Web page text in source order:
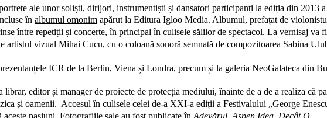
ale unor soliști, dirijori, instrumentiști și dansatori participanți la ediția din 2013
în albumul omonim apărut la Editura Igloo Media. Albumul, prefațat de
între repetiții și concerte, în principal în culisele sălilor de spectacol. La vernisaj va fi
artistul vizual Mihai Cucu, cu o coloană sonoră semnată de compozitoarea Sabina
ICR de la Berlin, Viena și Londra, precum și la galeria NeoGalateca din
librar, editor și manager de proiecte de protecția mediului, înainte de a de a realiza că
și oamenii. Accesul în culisele celei de-a XXI-a ediții a Festivalului „George
pasiuni. Fotografiile sale au fost publicate în Adevărul, Aspen Idea, Decât O